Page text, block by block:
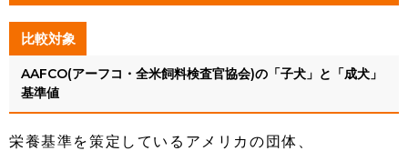
比較対象
AAFCO(アーフコ・全米飼料検査官協会)の「子犬」と「成犬」
基準値
栄養基準を策定しているアメリカの団体、